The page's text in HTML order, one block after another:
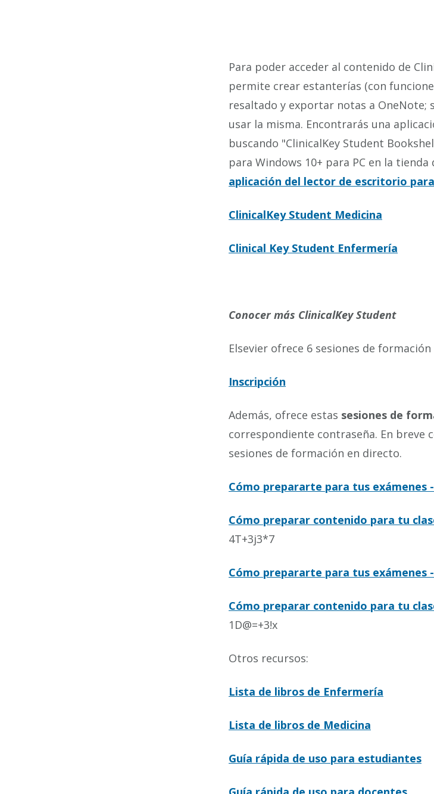
Para poder acceder al contenido de
permite crear estanterías (con
resaltado y exportar notas a OneNote;
usar la misma. Encontrarás una
buscando "ClinicalKey Student
para Windows 10+ para PC en la
aplicación del lector de escritorio
ClinicalKey Student Medicina
Clinical Key Student Enfermería
Conocer más ClinicalKey Student
Elsevier ofrece 6 sesiones de
Inscripción
Además, ofrece estas sesiones de
correspondiente contraseña. En breve
sesiones de formación en directo.
Cómo prepararte para tus exámenes
Cómo preparar contenido para tu
4T+3j3*7
Cómo prepararte para tus exámenes
Cómo preparar contenido para tu
1D@=+3!x
Otros recursos:
Lista de libros de Enfermería
Lista de libros de Medicina
Guía rápida de uso para estudiantes